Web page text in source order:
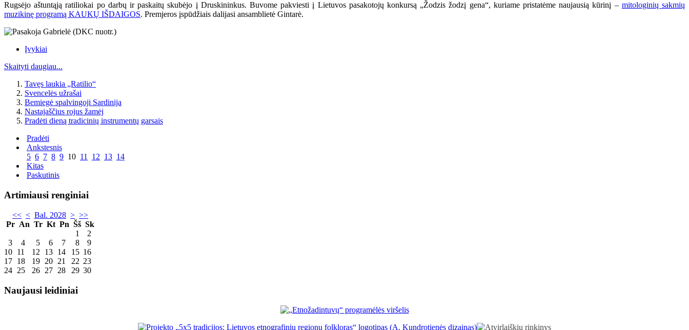
Rugsėjo aštuntąją ratiliokai po darbų ir paskaitų skubėjo į Druskininkus. Buvome pakviesti į Lietuvos pasakotojų konkursą „Žodzis žodzį gena“, kuriame pristatėme naujausią kūrinį – mitologinių sakmių
muzikinę programą KAUKŲ IŠDAIGOS. Premjeros įspūdžiais dalijasi ansamblietė Gintarė.
Įvykiai
Skaityti daugiau...
Tavęs laukia „Ratilio“
Svencelės užrašai
Bemiegė spalvingoji Sardinija
Nastajaščius rojus žamėj
Pradėti dieną tradicinių instrumentų garsais
Pradėti
Ankstesnis
5 6 7 8 9 10 11 12 13 14
Kitas
Paskutinis
Artimiausi renginiai
<< < Bal. 2028 > >>
Pr An Tr Kt Pn Šš Sk
1
2
3
4 5 6 7 8
9
10 11 12 13 14 15 16
17 18 19 20 21 22 23
24 25 26 27 28 29 30
Naujausi leidiniai